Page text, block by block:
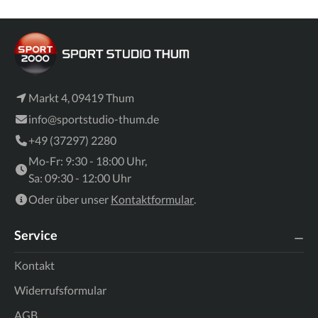
Markt 4, 09419 Thum
info@sportstudio-thum.de
+49 (37297) 2280
Mo-Fr: 9:30 - 18:00 Uhr,
Sa: 09:30 - 12:00 Uhr
Oder über unser Kontaktformular.
Service
Kontakt
Widerrufsformular
AGB